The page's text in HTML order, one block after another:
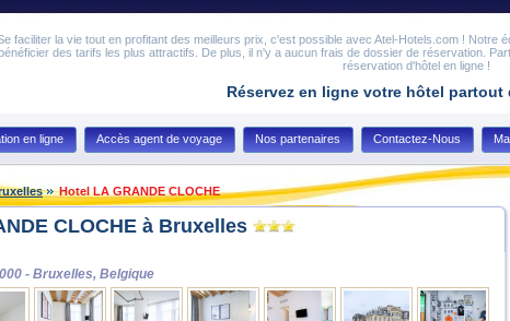
faciliter la vie tout en profitant des meilleurs prix, c'est possible avec Atel-Hotels.com ! Notre
des tarifs les plus attractifs. De plus, il n'y a aucun frais de dossier de réservation.
réservation d'hôtel en ligne !
Réservez en ligne votre hôtel partout
en ligne Accès agent de voyage Nos partenaires Contactez-Nous
Hotel LA GRANDE CLOCHE
CLOCHE à Bruxelles
- Bruxelles, Belgique